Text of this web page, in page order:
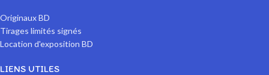
Originaux BD
Tirages limités signés
Location d'exposition BD
LIENS UTILES